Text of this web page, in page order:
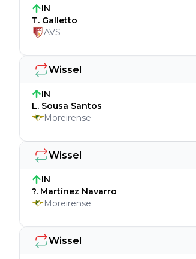
Wissel
Wissel
IN
?. Martínez Navarro
Moreirense
Wissel
IN
L. Sousa Santos
Moreirense
IN
T. Galletto
AVS